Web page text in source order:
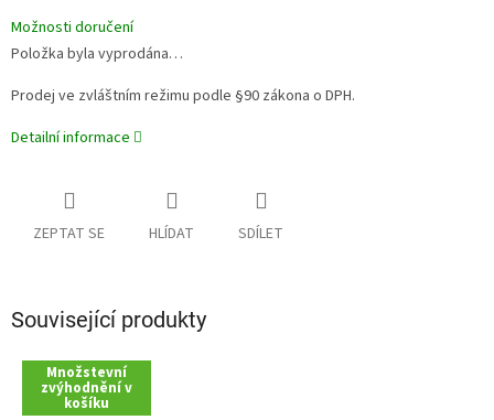
Možnosti doručení
Položka byla vyprodána…
Prodej ve zvláštním režimu podle §90 zákona o DPH.
Detailní informace
ZEPTAT SE HLÍDAT SDÍLET
Související produkty
Množstevní
zvýhodnění v
košíku